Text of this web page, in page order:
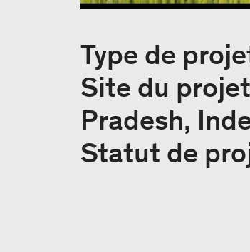
Type de
Site du
Pradesh,
Statut de